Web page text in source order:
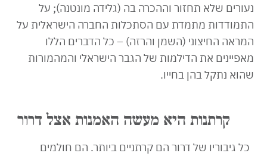
נעורים שלא תחזור וההכרה בה (גלידה מונטנה); על
התמודדות מתמדת עם הסתכלות החברה הישראלית על
המראה החיצוני (השמן והרזה) – כל הדברים הללו
מאפיינים את הדילמות של הגבר הישראלי והמהמורות
שהוא נתקל בהן בחייו.
קרתנות היא מעשה האמנות אצל דרור
כל גיבוריו של דרור הם קרתניים ביותר. הם חולמים